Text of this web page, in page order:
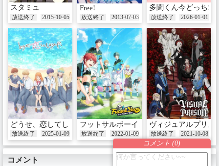
スタミュ
放送終了 2015-10-05
Free!
放送終了 2013-07-03
多聞くん今どっち!?
放送終了 2026-01-01
どうせ、恋してしまうんだ。
放送終了 2025-01-09
フットサルボーイズ!!!!!
放送終了 2022-01-09
ヴィジュアルプリズ
放送終了 2021-10-08
コメント
コメント (0)